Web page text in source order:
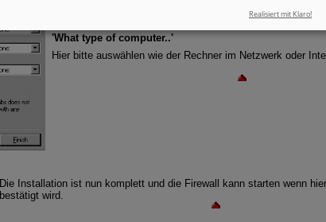
Anzahl der vom Anwender genutzten Rechner.
'What type of computer..'
Hier bitte auswählen wie der Rechner im Netzwerk oder
Die Installation ist nun komplett und die Firewall kann starten wenn
bestätigt wird.
Realisiert mit Klaro!